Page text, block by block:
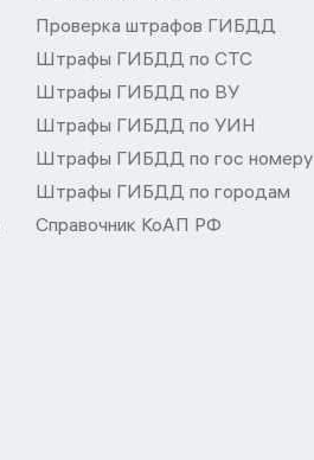
Проверка штрафов ГИБДД
Штрафы ГИБДД по СТС
Штрафы ГИБДД по ВУ
Штрафы ГИБДД по УИН
Штрафы ГИБДД по гос номеру
Штрафы ГИБДД по городам
Справочник КоАП РФ